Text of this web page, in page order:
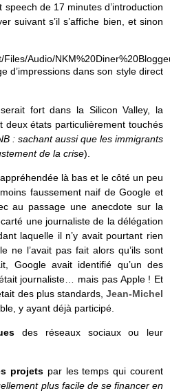
de 17 minutes d’introduction
suivant s’il s’affiche bien, et sinon
Audio/
d’impressions dans son style direct
fort dans la Silicon Valley, la
deux états particulièrement touchés
: sachant aussi que les immigrants
de la crise).
là bas et le côté un peu
faussement naif de Google et
au passage une anecdote sur la
une journaliste de la délégation
laquelle il n’y avait pourtant rien
ne l’avait pas fait alors qu’ils sont
Google avait identifié qu’un des
journaliste… mais pas Apple ! Et
des plus standards, Jean-Michel
y ayant déjà participé.
des réseaux sociaux ou leur
projetspar les temps qui courent
plus facile de se financer en